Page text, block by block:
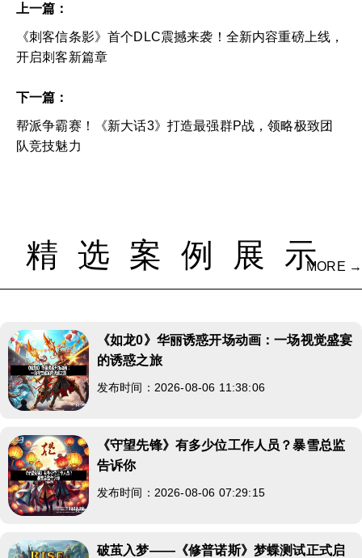
上一篇：
《刺客信条影》首个DLC震撼来袭！全新内容重磅上线，
开启刺客新篇章
下一篇：
帮派争霸赛！《新大话3》打造最强群P战，领略极致团
队竞技魅力
精选案例展示MORE →
《如龙0》华丽诱惑开场动画：一场视觉盛宴
的诱惑之旅
发布时间：2026-08-06 11:38:06
《守望先锋》有多少位工作人员？暴雪总监
告诉你
发布时间：2026-08-06 07:29:15
破茧入梦——《修普诺斯》梦蝶测试正式启